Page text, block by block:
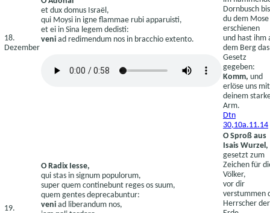
18.
Dezember
et dux domus Israël,
qui Moysi in igne flammae rubi apparuisti,
et ei in Sina legem dedisti:
veni ad redimendum nos in bracchio extento.
Dornbusch
du dem Mose
erschienen
und hast ihm
dem Berg das
Gesetz
gegeben:
Komm, und
erlöse uns mit
deinem
Arm.
Dtn
30,10a.11.14
19.
O Radix Iesse,
qui stas in signum populorum,
super quem continebunt reges os suum,
quem gentes deprecabuntur:
veni ad liberandum nos,
O Sproß aus
Isais Wurzel,
gesetzt zum
Zeichen für
Völker,
vor dir
verstummen
Herrscher der